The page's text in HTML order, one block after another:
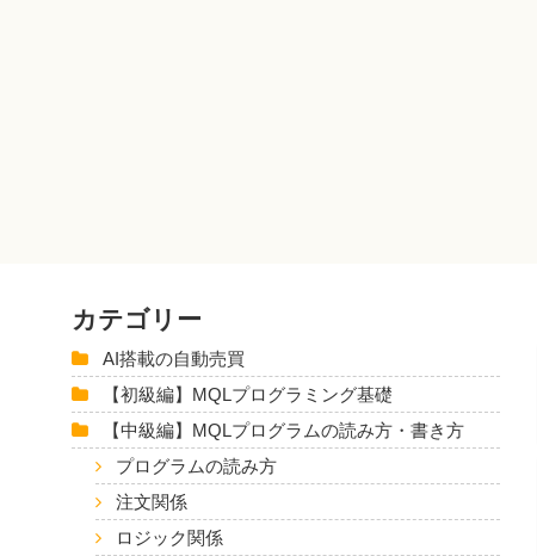
カテゴリー
AI搭載の自動売買
【初級編】MQLプログラミング基礎
【中級編】MQLプログラムの読み方・書き方
プログラムの読み方
注文関係
ロジック関係